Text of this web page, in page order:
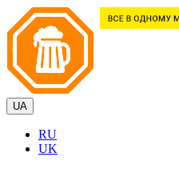
UA
RU
UK